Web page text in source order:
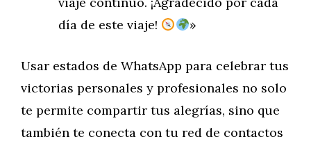
día de este viaje!
»
Usar estados de WhatsApp para celebrar tus
victorias personales y profesionales no solo
te permite compartir tus alegrías, sino que
también te conecta con tu red de contactos